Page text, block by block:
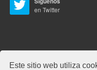
Este sitio web utiliza
en Twitter